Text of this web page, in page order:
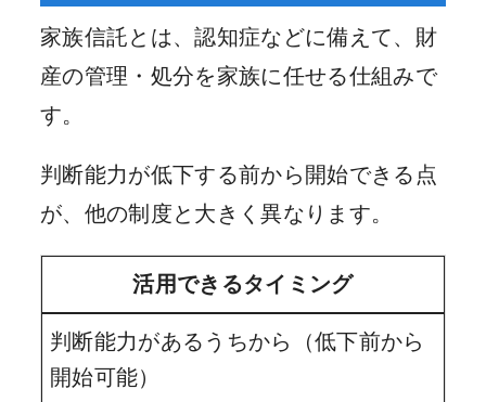
家族信託とは、認知症などに備えて、財
産の管理・処分を家族に任せる仕組みで
す。
判断能力が低下する前から開始できる点
が、他の制度と大きく異なります。
活用できるタイミング
判断能力があるうちから（低下前から
開始可能）